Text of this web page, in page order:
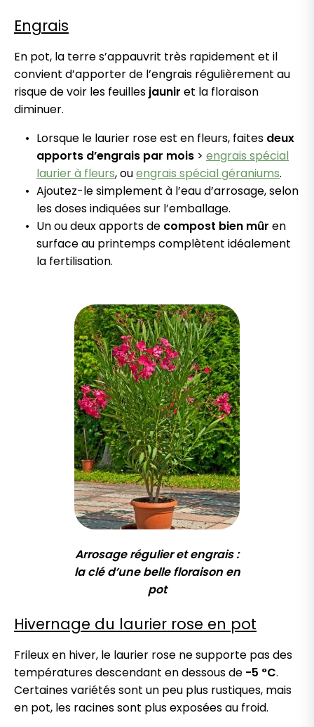
Engrais
En pot, la terre s’appauvrit très rapidement et il
convient d’apporter de l’engrais régulièrement au
risque de voir les feuilles jaunir et la floraison
diminuer.
Lorsque le laurier rose est en fleurs, faites deux
apports d’engrais par mois > engrais spécial
laurier à fleurs, ouengrais spécial géraniums.
Ajoutez-le simplement à l’eau d’arrosage, selon
les doses indiquées sur l’emballage.
Un ou deux apports de compost bien mûr en
surface au printemps complètent idéalement
la fertilisation.
Arrosage régulier et engrais :
la clé d’une belle floraison en
pot
Hivernage du laurier rose en pot
Frileux en hiver, le laurier rose ne supporte pas des
températures descendant en dessous de -5 °C.
Certaines variétés sont un peu plus rustiques, mais
en pot, les racines sont plus exposées au froid.